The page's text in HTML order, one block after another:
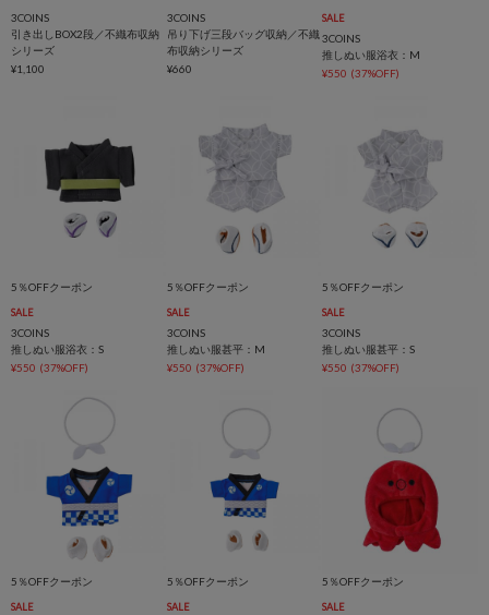
3COINS
引き出しBOX2段／不織布収納
シリーズ
¥1,100
3COINS
吊り下げ三段バッグ収納／不織
布収納シリーズ
¥660
SALE
3COINS
推しぬい服浴衣：M
¥550 (37%OFF)
5％OFFクーポン
SALE
3COINS
推しぬい服浴衣：S
¥550 (37%OFF)
5％OFFクーポン
SALE
3COINS
推しぬい服甚平：M
¥550 (37%OFF)
5％OFFクーポン
SALE
3COINS
推しぬい服甚平：S
¥550 (37%OFF)
5％OFFクーポン
SALE
5％OFFクーポン
SALE
5％OFFクーポン
SALE